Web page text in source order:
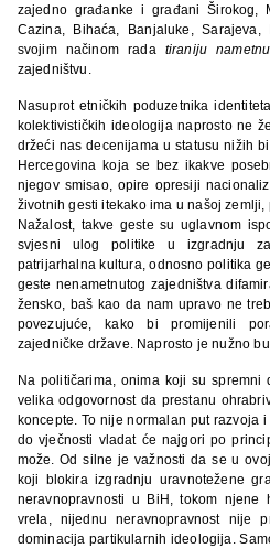
zajedno građanke i građani Širokog,
Cazina, Bihaća, Banjaluke,
svojim načinom rada tiraniju
zajedništvu.
Nasuprot etničkih poduzetnika
kolektivističkih ideologija naprosto ne
držeći nas decenijama u statusu nižih
Hercegovina koja se bez ikakve
njegov smisao, opire opresiji
životnih gesti itekako ima u našoj
Nažalost, takve geste su uglavnom
svjesni ulog politike u izgradnju
patrijarhalna kultura, odnosno politika
geste nenametnutog zajedništva
žensko, baš kao da nam upravo ne
povezujuće, kako bi promijenili
zajedničke države. Naprosto je nužno
Na političarima, onima koji su
velika odgovornost da prestanu
koncepte. To nije normalan put razvoja
do vječnosti vladat će najgori po
može. Od silne je važnosti da se u
koji blokira izgradnju uravnotežene
neravnopravnosti u BiH, tokom
vrela, nijednu neravnopravnost nije
dominacija partikularnih ideologija.